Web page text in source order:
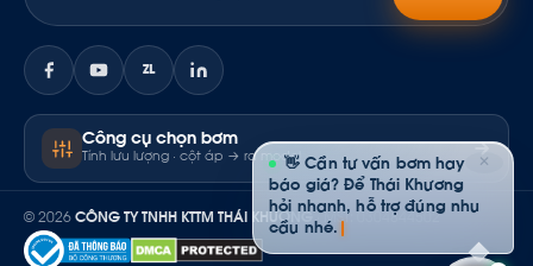
ZL
Công cụ chọn bơm
Tính lưu lượng · cột áp → ra model
© 2026 CÔNG TY TNHH KTTM THÁI KHƯƠNG · MST: 0304844502
✕
👋 Cần tư vấn bơm hay
báo giá? Để Thái Khương
hỏi nhanh, hỗ trợ đúng nhu
cầu nhé.